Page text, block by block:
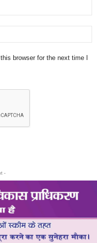
browser for the next time I
-